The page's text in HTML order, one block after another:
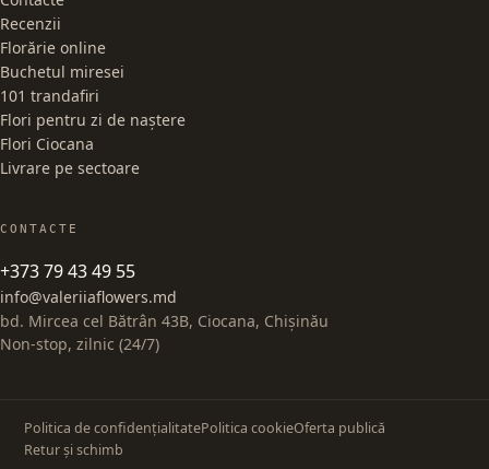
Recenzii
Florărie online
Buchetul miresei
101 trandafiri
Flori pentru zi de naștere
Flori Ciocana
Livrare pe sectoare
CONTACTE
+373 79 43 49 55
info@valeriiaflowers.md
bd. Mircea cel Bătrân 43B, Ciocana, Chișinău
Non-stop, zilnic (24/7)
Politica de confidențialitatePolitica cookieOferta publică
Retur și schimb